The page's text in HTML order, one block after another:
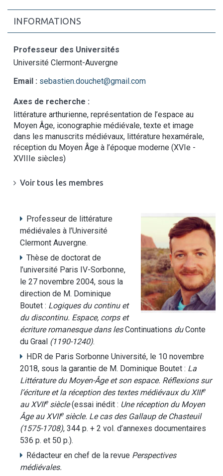
INFORMATIONS
Professeur des Universités
Université Clermont-Auvergne
Email : sebastien.douchet@gmail.com
Axes de recherche :
littérature arthurienne, représentation de l’espace au
Moyen Âge, iconographie médiévale, texte et image
dans les manuscrits médiévaux, littérature hexamérale,
réception du Moyen Âge à l’époque moderne (XVIe -
XVIIIe siècles)
Voir tous les membres
Professeur de littérature
médiévales à l’Université
Clermont Auvergne.
Thèse de doctorat de
l’université Paris IV-Sorbonne,
le 27 novembre 2004, sous la
direction de M. Dominique
Boutet : Logiques du continu et
du discontinu. Espace, corps et
écriture romanesque dans lesContinuations duConte
du Graal (1190-1240).
HDR de Paris Sorbonne Université, le 10 novembre
2018, sous la garantie de M. Dominique Boutet : La
Littérature du Moyen-Âge et son espace. Réflexions sur
l’écriture et la réception des textes médiévaux du XIIIe
au XVIIesiècle(essai inédit : Une réception du Moyen
Âge au XVIIesiècle. Le cas des Gallaup de Chasteuil
(1575-1708), 344 p. + 2 vol. d’annexes documentaires
536 p. et 50 p.).
Rédacteur en chef de la revue Perspectives
médiévales.